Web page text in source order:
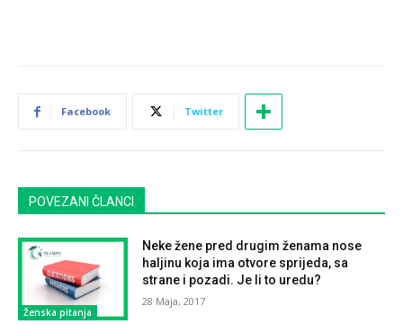
Facebook Twitter
POVEZANI ČLANCI
Ženska pitanja
Neke žene pred drugim ženama nose
haljinu koja ima otvore sprijeda, sa
strane i pozadi. Je li to uredu?
28 Maja, 2017